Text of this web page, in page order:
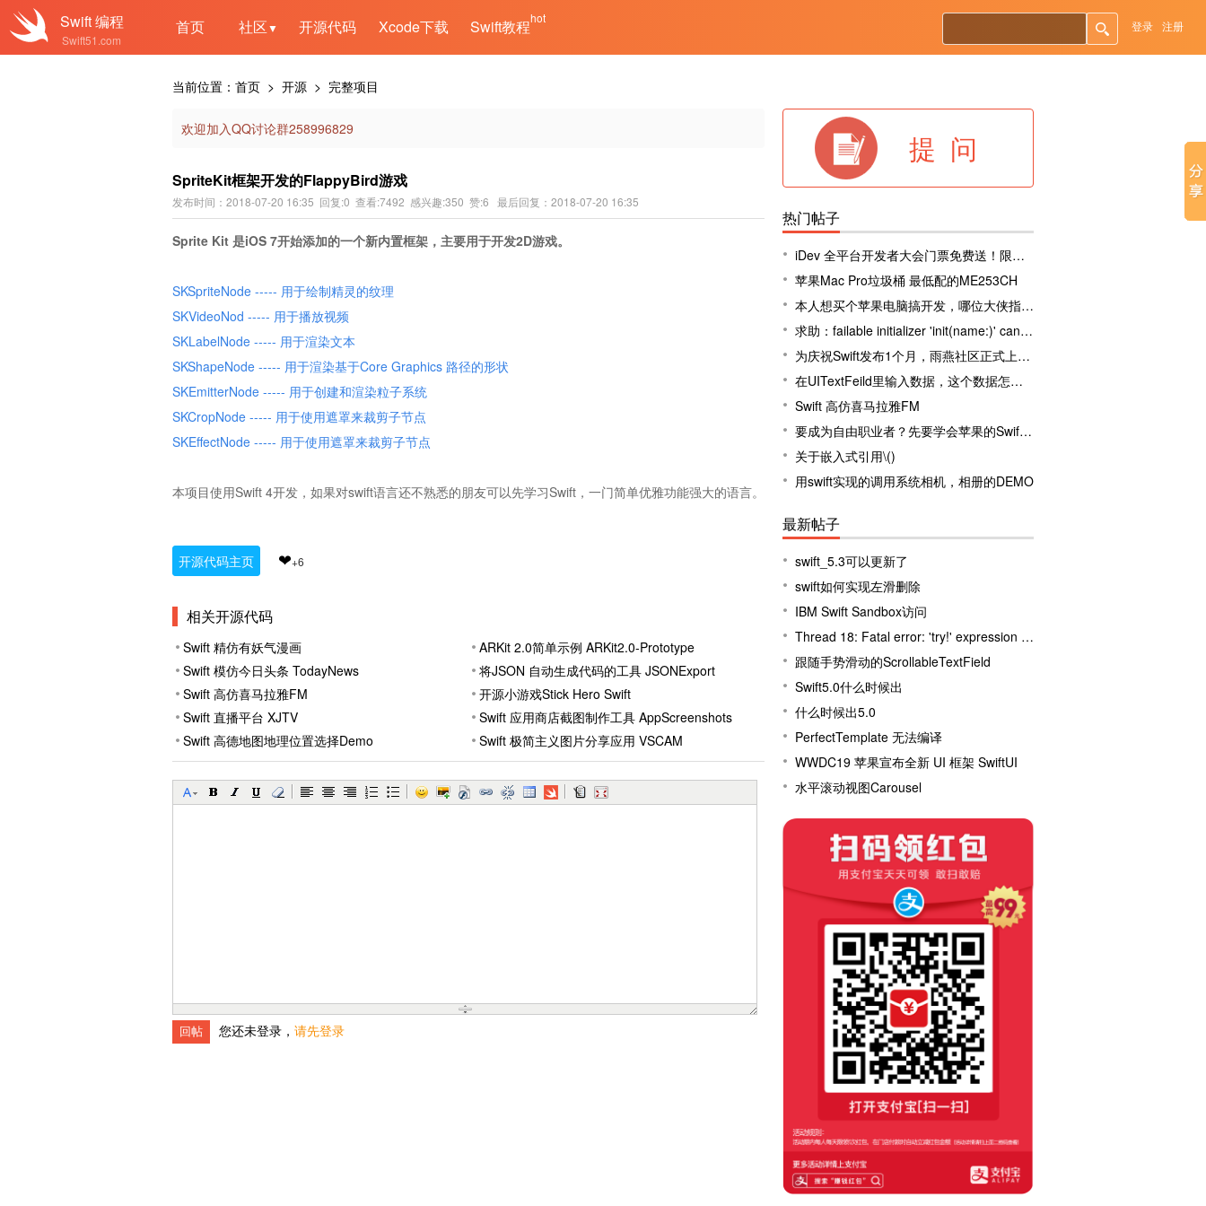
Swift编程
Swift51.com
首页 社区▼ 开源代码 Xcode下载 Swift教程hot
登录 注册
当前位置： 首页 > 开源 > 完整项目
欢迎加入QQ讨论群258996829
SpriteKit框架开发的FlappyBird游戏
发布时间：2018-07-20 16:35 回复:0 查看:7492 感兴趣:350 赞:6 最后回复：2018-07-20 16:35
Sprite Kit 是iOS 7开始添加的一个新内置框架，主要用于开发2D游戏。
SKSpriteNode ----- 用于绘制精灵的纹理
SKVideoNod ----- 用于播放视频
SKLabelNode ----- 用于渲染文本
SKShapeNode ----- 用于渲染基于Core Graphics 路径的形状
SKEmitterNode ----- 用于创建和渲染粒子系统
SKCropNode ----- 用于使用遮罩来裁剪子节点
SKEffectNode ----- 用于使用遮罩来裁剪子节点
本项目使用Swift 4开发，如果对swift语言还不熟悉的朋友可以先学习Swift，一门简单优雅功能强大的语言。
开源代码主页 ❤+6
相关开源代码
Swift 精仿有妖气漫画
ARKit 2.0简单示例 ARKit2.0-Prototype
Swift 模仿今日头条 TodayNews
将JSON 自动生成代码的工具 JSONExport
Swift 高仿喜马拉雅FM
开源小游戏Stick Hero Swift
Swift 直播平台 XJTV
Swift 应用商店截图制作工具 AppScreenshots
Swift 高德地图地理位置选择Demo
Swift 极简主义图片分享应用 VSCAM
您还未登录， 请先登录
提 问
热门帖子
iDev 全平台开发者大会门票免费送！限量10张！
苹果Mac Pro垃圾桶 最低配的ME253CH
本人想买个苹果电脑搞开发，哪位大侠指点下
求助：failable initializer 'init(name:)' cannot override a non-failable initializer
为庆祝Swift发布1个月，雨燕社区正式上线。
在UITextFeild里输入数据，这个数据怎么做加减乘除？
Swift 高仿喜马拉雅FM
要成为自由职业者？先要学会苹果的Swift哦
关于嵌入式引用\()
用swift实现的调用系统相机，相册的DEMO
最新帖子
swift_5.3可以更新了
swift如何实现左滑删除
IBM Swift Sandbox访问
Thread 18: Fatal error: 'try!' expression unexpectedly raised an error: Error
跟随手势滑动的ScrollableTextField
Swift5.0什么时候出
什么时候出5.0
PerfectTemplate 无法编译
WWDC19 苹果宣布全新 UI 框架 SwiftUI
水平滚动视图Carousel